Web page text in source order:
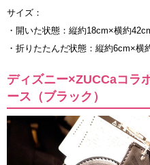
サイズ：
・開いた状態：縦約18cm×横約
・折りたたんだ状態：縦約6cm×横
ディズニー×ZUCCaコラ
ース（ブラック）